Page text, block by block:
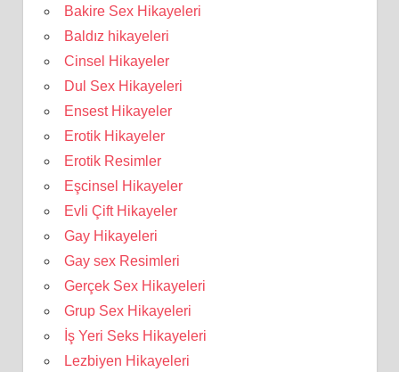
Bakire Sex Hikayeleri
Baldız hikayeleri
Cinsel Hikayeler
Dul Sex Hikayeleri
Ensest Hikayeler
Erotik Hikayeler
Erotik Resimler
Eşcinsel Hikayeler
Evli Çift Hikayeler
Gay Hikayeleri
Gay sex Resimleri
Gerçek Sex Hikayeleri
Grup Sex Hikayeleri
İş Yeri Seks Hikayeleri
Lezbiyen Hikayeleri